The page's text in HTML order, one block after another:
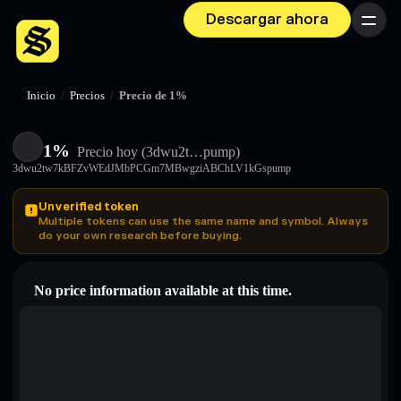
Descargar ahora Menú
Inicio / Precios / Precio de 1%
1% Precio hoy (3dwu2t…pump)
3dwu2tw7kBFZvWEdJMbPCGm7MBwgziABChLV1kGspump
Unverified token
Multiple tokens can use the same name and symbol. Always
do your own research before buying.
No price information available at this time.